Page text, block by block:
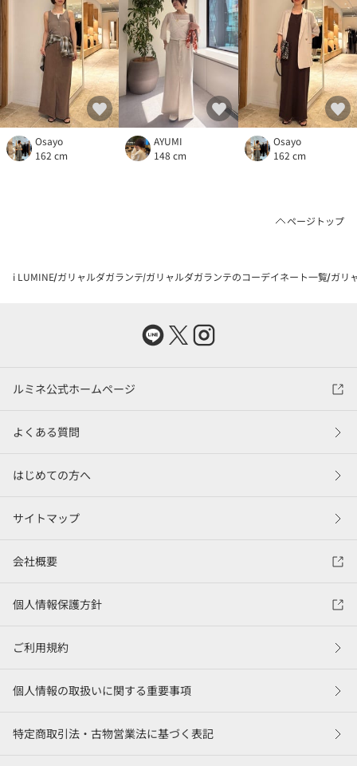
Osayo
162 cm
AYUMI
148 cm
Osayo
162 cm
ページトップ
i LUMINE ガリャルダガランテ ガリャルダガランテのコーデイネート一覧 ガリ
ルミネ公式ホームページ
よくある質問
はじめての方へ
サイトマップ
会社概要
個人情報保護方針
ご利用規約
個人情報の取扱いに関する重要事項
特定商取引法・古物営業法に基づく表記